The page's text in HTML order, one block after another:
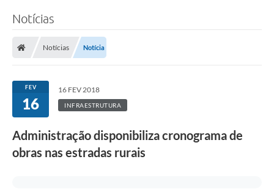
Notícias
Notícias Notícia
FEV
16
16 FEV 2018
INFRAESTRUTURA
Administração disponibiliza cronograma de
obras nas estradas rurais